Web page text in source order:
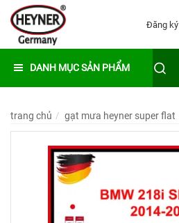
Đăng ký
DANH MỤC SẢN PHẨM
trang chủ gạt mưa heyner super flat